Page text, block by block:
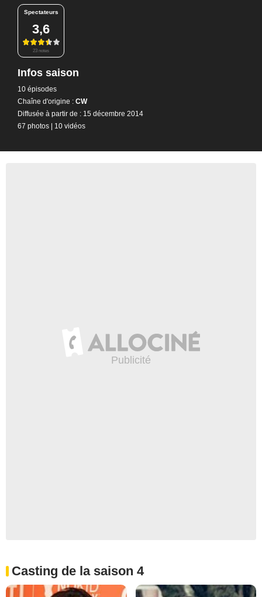
Spectateurs
3,6
23 notes
Infos saison
10 épisodes
Chaîne d'origine : CW
Diffusée à partir de : 15 décembre 2014
67 photos | 10 vidéos
Casting de la saison 4